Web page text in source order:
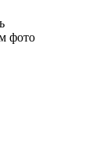
фото